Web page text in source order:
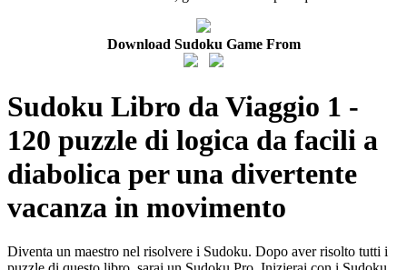
Download Sudoku Game From
Sudoku Libro da Viaggio 1 -
120 puzzle di logica da facili a
diabolica per una divertente
vacanza in movimento
Diventa un maestro nel risolvere i Sudoku. Dopo aver risolto tutti i